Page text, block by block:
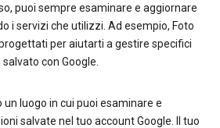
puoi sempre esaminare e aggiornare
i servizi che utilizzi. Ad esempio, Foto
per aiutarti a gestire specifici
con Google.
un luogo in cui puoi esaminare e
salvate nel tuo account Google. Il tuo